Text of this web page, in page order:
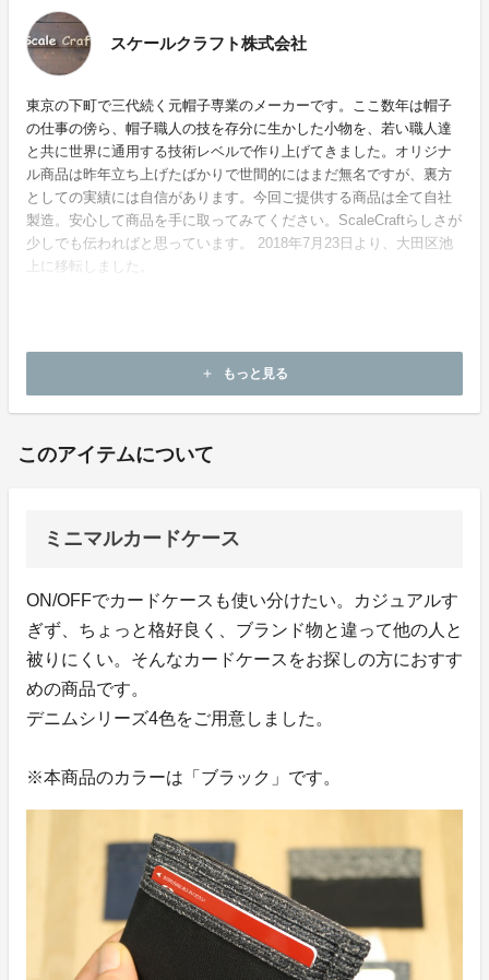
スケールクラフト株式会社
東京の下町で三代続く元帽子専業のメーカーです。ここ数年は帽子
の仕事の傍ら、帽子職人の技を存分に生かした小物を、若い職人達
と共に世界に通用する技術レベルで作り上げてきました。オリジナ
ル商品は昨年立ち上げたばかりで世間的にはまだ無名ですが、裏方
としての実績には自信があります。今回ご提供する商品は全て自社
製造。安心して商品を手に取ってみてください。ScaleCraftらしさが
少しでも伝わればと思っています。 2018年7月23日より、大田区池
上に移転しました。
add もっと見る
このアイテムについて
ミニマルカードケース
ON/OFFでカードケースも使い分けたい。カジュアルす
ぎず、ちょっと格好良く、ブランド物と違って他の人と
被りにくい。そんなカードケースをお探しの方におすす
めの商品です。
デニムシリーズ4色をご用意しました。
※本商品のカラーは「ブラック」です。